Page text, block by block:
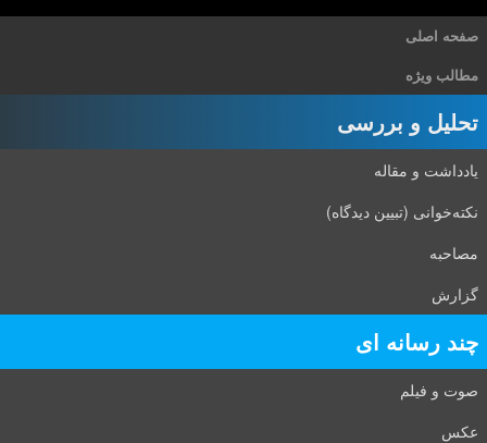
صفحه اصلی
مطالب ویژه
تحلیل و بررسی
یادداشت و مقاله
نکته‌خوانی (تبیین دیدگاه)
مصاحبه
گزارش
چند رسانه ای
صوت و فیلم
عکس